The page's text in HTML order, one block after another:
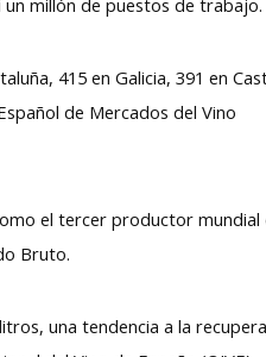
415 en Galicia, 391 en
de Mercados del Vino
el tercer productor mundial
Bruto.
una tendencia a la